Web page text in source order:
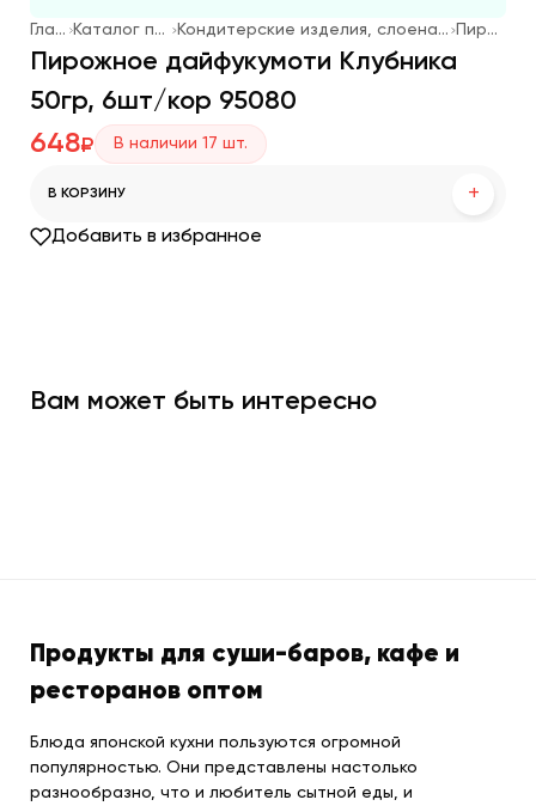
Главная Каталог продукции Кондитерские изделия, слоеная выпечка, мороженое Пирожные
Пирожное дайфукумоти Клубника
50гр, 6шт/кор 95080
648₽ В наличии 17 шт.
В КОРЗИНУ +
Добавить в избранное
Вам может быть интересно
Продукты для суши-баров, кафе и
ресторанов оптом
Блюда японской кухни пользуются огромной
популярностью. Они представлены настолько
разнообразно, что и любитель сытной еды, и